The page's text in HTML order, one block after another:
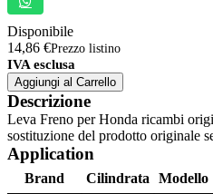
Disponibile
14,86 €Prezzo listino
IVA esclusa
Aggiungi al Carrello
Descrizione
Leva Freno per Honda ricambi
sostituzione del prodotto originale
Application
Brand Cilindrata Modello